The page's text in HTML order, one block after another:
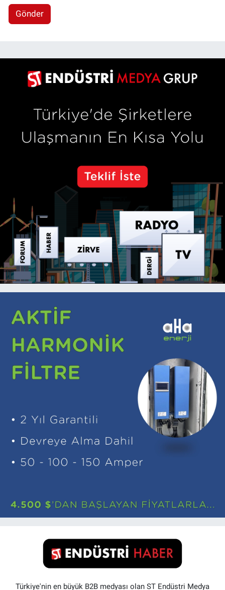
Gönder
Türkiye'nin en büyük B2B medyası olan ST Endüstri Medya